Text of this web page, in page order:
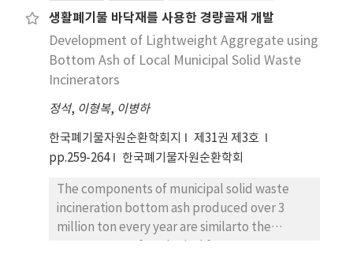
생활폐기물 바닥재를 사용한 경량골재 개발
Development of Lightweight Aggregate using
Bottom Ash of Local Municipal Solid Waste
Incinerators
정석, 이형복, 이병하
한국폐기물자원순환학회지
제31권 제3호
pp.259-264
한국폐기물자원순환학회
The components of municipal solid waste
incineration bottom ash produced over 3
million ton every year are similarto the